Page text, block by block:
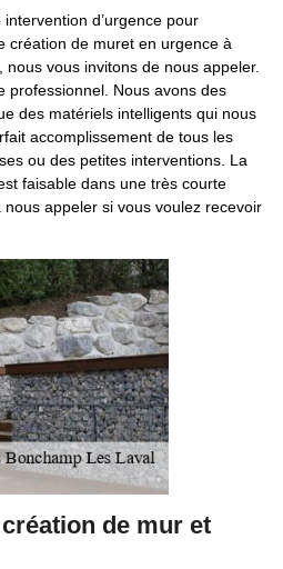
d’urgence pour
création de muret en urgence à
vous invitons de nous appeler.
professionnel. Nous avons des
des matériels intelligents qui nous
accomplissement de tous les
ou des petites interventions. La
faisable dans une très courte
nous appeler si vous voulez recevoir
de mur et